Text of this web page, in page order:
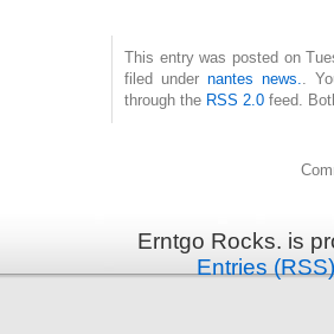
This entry was posted on
filed undernantes news.
.
through the RSS 2.0 feed.
Erntgo Rocks. is
Entries (RSS)